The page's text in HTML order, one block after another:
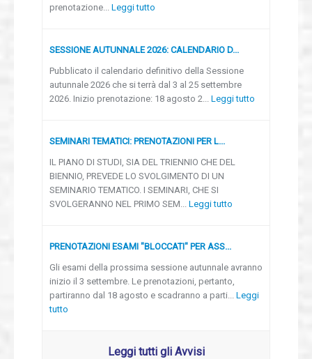
prenotazione... Leggi tutto
SESSIONE AUTUNNALE 2026: CALENDARIO D...
Pubblicato il calendario definitivo della Sessione
autunnale 2026 che si terrà dal 3 al 25 settembre
2026. Inizio prenotazione: 18 agosto 2... Leggi tutto
SEMINARI TEMATICI: PRENOTAZIONI PER L...
IL PIANO DI STUDI, SIA DEL TRIENNIO CHE DEL
BIENNIO, PREVEDE LO SVOLGIMENTO DI UN
SEMINARIO TEMATICO. I SEMINARI, CHE SI
SVOLGERANNO NEL PRIMO SEM... Leggi tutto
PRENOTAZIONI ESAMI "BLOCCATI" PER ASS...
Gli esami della prossima sessione autunnale avranno
inizio il 3 settembre. Le prenotazioni, pertanto,
partiranno dal 18 agosto e scadranno a parti... Leggi
tutto
Leggi tutti gli Avvisi